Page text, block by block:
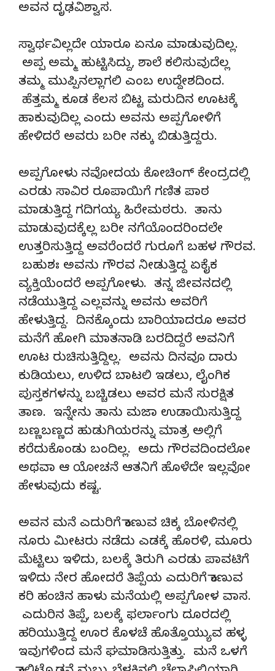
ಅವನ ದೃಢವಿಶ್ವಾಸ.
ಸ್ವಾರ್ಥವಿಲ್ಲದೇ ಯಾರೂ ಏನೂ ಮಾಡುವುದಿಲ್ಲ.
ಅಪ್ಪ ಅಮ್ಮ ಹುಟ್ಟಿಸಿದ್ದು, ಶಾಲೆ ಕಲಿಸುವುದೆಲ್ಲ
ತಮ್ಮ ಮುಪ್ಪಿನಲ್ಲಾಗಲಿ ಎಂಬ ಉದ್ದೇಶದಿಂದ.
ಹೆತ್ತಮ್ಮ ಕೂಡ ಕೆಲಸ ಬಿಟ್ಟ ಮರುದಿನ ಊಟಕ್ಕೆ
ಹಾಕುವುದಿಲ್ಲ ಎಂದು ಅವನು ಅಪ್ಪಗೋಳಿಗೆ
ಹೇಳಿದರೆ ಅವರು ಬರೀ ನಕ್ಕು ಬಿಡುತ್ತಿದ್ದರು.
ಅಪ್ಪಗೋಳು ನವೋದಯ ಕೋಚಿಂಗ್ ಕೇಂದ್ರದಲ್ಲಿ
ಎರಡು ಸಾವಿರ ರೂಪಾಯಿಗೆ ಗಣಿತ ಪಾಠ
ಮಾಡುತ್ತಿದ್ದ ಗದಿಗಯ್ಯ ಹಿರೇಮಠರು. ತಾನು
ಮಾಡುವುದಕ್ಕೆಲ್ಲ ಬರೀ ನಗೆಯೊಂದರಿಂದಲೇ
ಉತ್ತರಿಸುತ್ತಿದ್ದ ಅವರೆಂದರೆ ಗುರೂಗೆ ಬಹಳ ಗೌರವ.
ಬಹುಶಃ ಅವನು ಗೌರವ ನೀಡುತ್ತಿದ್ದ ಏಕೈಕ
ವ್ಯಕ್ತಿಯೆಂದರೆ ಅಪ್ಪಗೋಳು. ತನ್ನ ಜೀವನದಲ್ಲಿ
ನಡೆಯುತ್ತಿದ್ದ ಎಲ್ಲವನ್ನು ಅವನು ಅವರಿಗೆ
ಹೇಳುತ್ತಿದ್ದ. ದಿನಕ್ಕೊಂದು ಬಾರಿಯಾದರೂ ಅವರ
ಮನೆಗೆ ಹೋಗಿ ಮಾತನಾಡಿ ಬರದಿದ್ದರೆ ಅವನಿಗೆ
ಊಟ ರುಚಿಸುತ್ತಿದ್ದಿಲ್ಲ. ಅವನು ದಿನವೂ ದಾರು
ಕುಡಿಯಲು, ಉಳಿದ ಬಾಟಲಿ ಇಡಲು, ಲೈಂಗಿಕ
ಪುಸ್ತಕಗಳನ್ನು ಬಚ್ಚಿಡಲು ಅವರ ಮನೆ ಸುರಕ್ಷಿತ
ತಾಣ. ಇನ್ನೇನು ತಾನು ಮಜಾ ಉಡಾಯಿಸುತ್ತಿದ್ದ
ಬಣ್ಣಬಣ್ಣದ ಹುಡುಗಿಯರನ್ನು ಮಾತ್ರ ಅಲ್ಲಿಗೆ
ಕರೆದುಕೊಂಡು ಬಂದಿಲ್ಲ. ಅದು ಗೌರವದಿಂದಲೋ
ಅಥವಾ ಆ ಯೋಚನೆ ಆತನಿಗೆ ಹೊಳೆದೇ ಇಲ್ಲವೋ
ಹೇಳುವುದು ಕಷ್ಟ.
ಅವನ ಮನೆ ಎದುರಿಗೆ ಕಾಣುವ ಚಿಕ್ಕ ಬೋಳಿನಲ್ಲಿ
ನೂರು ಮೀಟರು ನಡೆದು ಎಡಕ್ಕೆ ಹೊರಳಿ, ಮೂರು
ಮೆಟ್ಟಿಲು ಇಳಿದು, ಬಲಕ್ಕೆ ತಿರುಗಿ ಎರಡು ಪಾವಟಿಗೆ
ಇಳಿದು ನೇರ ಹೋದರೆ ತಿಪ್ಪೆಯ ಎದುರಿಗೆ ಕಾಣುವ
ಕರಿ ಹಂಚಿನ ಹಾಳು ಮನೆಯಲ್ಲಿ ಅಪ್ಪಗೋಳ ವಾಸ.
ಎದುರಿನ ತಿಪ್ಪೆ, ಬಲಕ್ಕೆ ಫರ್ಲಾಂಗು ದೂರದಲ್ಲಿ
ಹರಿಯುತ್ತಿದ್ದ ಊರ ಕೊಳಚೆ ಹೊತ್ತೊಯ್ಯುವ ಹಳ್ಳ
ಇವುಗಳಿಂದ ಮನೆ ಘಮಾಡಿಸುತ್ತಿತ್ತು. ಮನೆ ಒಳಗೆ